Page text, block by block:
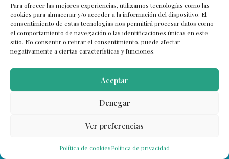
Para ofrecer las mejores experiencias, utilizamos tecnologías como las
cookies para almacenar y/o acceder a la información del dispositivo. El
consentimiento de estas tecnologías nos permitirá procesar datos como
el comportamiento de navegación o las identificaciones únicas en este
sitio. No consentir o retirar el consentimiento, puede afectar
negativamente a ciertas características y funciones.
Aceptar
Denegar
Ver preferencias
Política de cookiesPolítica de privacidad